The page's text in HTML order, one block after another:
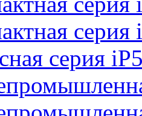
серия
серия